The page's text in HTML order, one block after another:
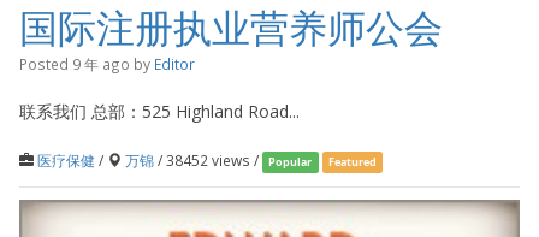
国际注册执业营养师公会
Posted 9 年 ago by Editor
联系我们 总部：525 Highland Road...
医疗保健 / 万锦/ 38452 views / Popular Featured